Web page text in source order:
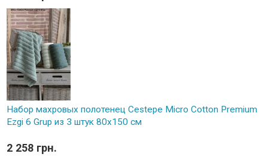
Набор махровых полотенец Cestepe Micro Cotton Premium
Ezgi 6 Grup из 3 штук 80х150 см
2 258 грн.